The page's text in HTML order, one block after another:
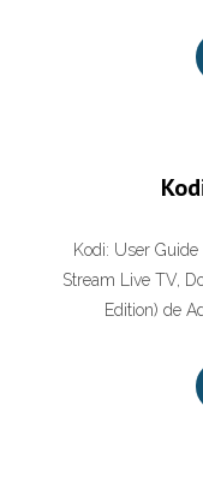
Kodi: User
Stream Live TV,
Edition) de